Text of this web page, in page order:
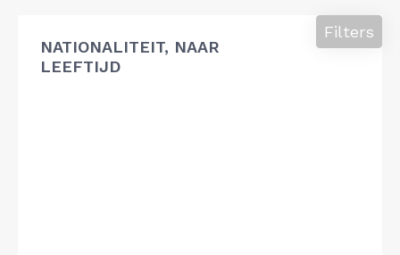
NATIONALITEIT, NAAR
LEEFTIJD
Filters